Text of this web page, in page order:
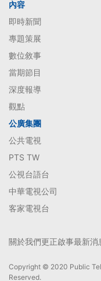
內容
即時新聞
專題策展
數位敘事
當期節目
深度報導
觀點
公廣集團
公共電視
PTS TW
公視台語台
中華電視公司
客家電視台
關於我們更正啟事最新消
Copyright © 2020 Public
Reserved.